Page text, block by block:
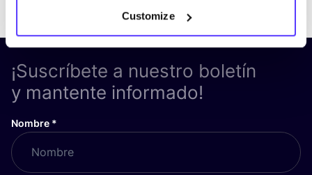
Customize
¡Suscríbete a nuestro boletín
y mantente informado!
Nombre *